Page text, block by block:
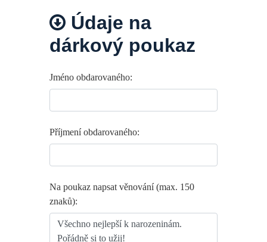
Údaje na
dárkový poukaz
Jméno obdarovaného:
Příjmení obdarovaného:
Na poukaz napsat věnování (max. 150
znaků):